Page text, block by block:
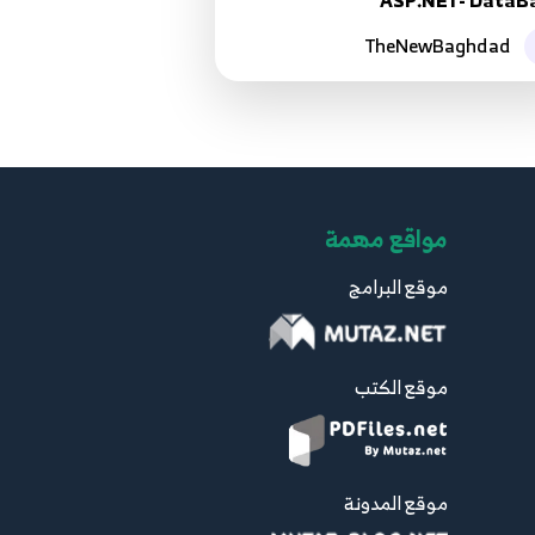
034.33. اضافة صفحة تعديل
المستخدمين ASP.NET Core - Edit User
ASP.NET Core - Delete User View
036.35. الاخطاء المتوقعة من عمليات
Exception
8:14
037. 36. تثبيت ASP.NET Core Install
Entity Framework
مواقع مهمة
موقع البرامج
موقع الكتب
موقع المدونة